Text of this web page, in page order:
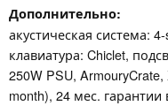
Дополнительно
акустическая система:
клавиатура: Chiclet,
250W PSU,
month), 24 мес. гарантии